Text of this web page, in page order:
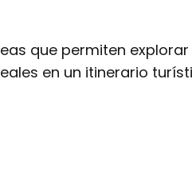
que permiten
en un itinerario